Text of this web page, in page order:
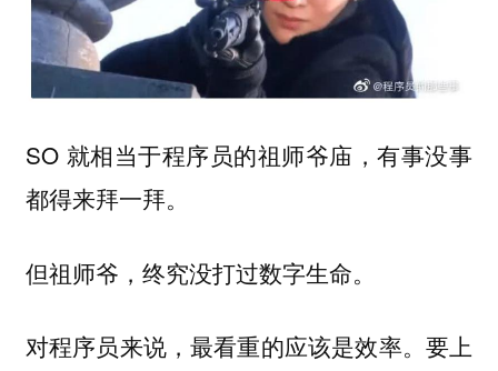
SO 就相当于程序员的祖师爷庙，有事没事
都得来拜一拜。
但祖师爷，终究没打过数字生命。
对程序员来说，最看重的应该是效率。要上